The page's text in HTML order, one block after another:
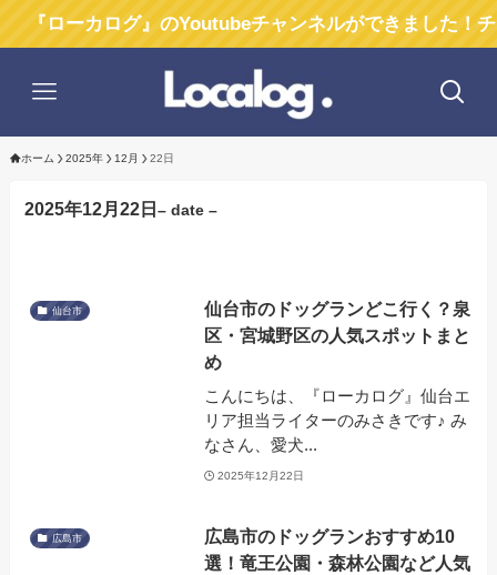
ーカログ』のYoutubeチャンネルができました！チャン
ホーム 2025年 12月 22日
2025年12月22日– date –
仙台市
仙台市のドッグランどこ行く？泉
区・宮城野区の人気スポットまと
め
こんにちは、『ローカログ』仙台エ
リア担当ライターのみさきです♪ み
なさん、愛犬...
2025年12月22日
広島市
広島市のドッグランおすすめ10
選！竜王公園・森林公園など人気